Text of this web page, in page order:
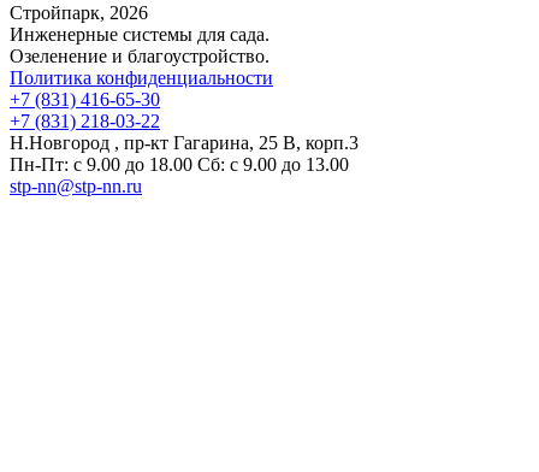
Стройпарк, 2026
Инженерные системы для сада.
Озеленение и благоустройство.
Политика конфиденциальности
+7 (831) 416-65-30
+7 (831) 218-03-22
Н.Новгород , пр-кт Гагарина, 25 В, корп.3
Пн-Пт: с 9.00 до 18.00 Сб: с 9.00 до 13.00
stp-nn@stp-nn.ru